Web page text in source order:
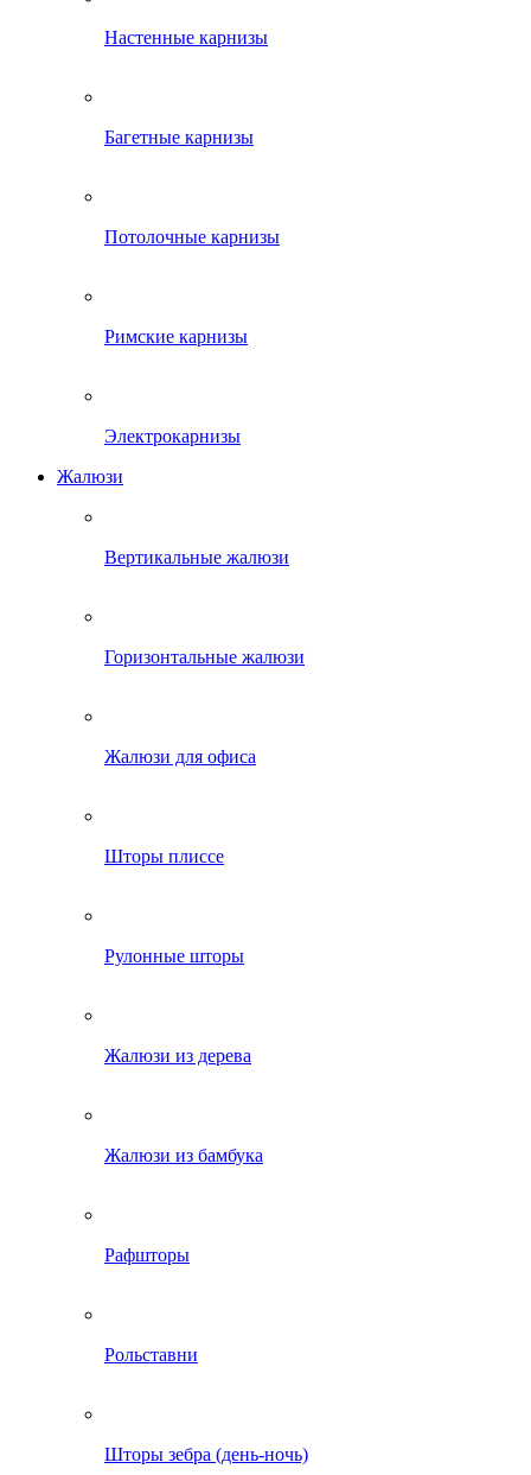
Настенные карнизы
Багетные карнизы
Потолочные карнизы
Римские карнизы
Электрокарнизы
Жалюзи
Вертикальные жалюзи
Горизонтальные жалюзи
Жалюзи для офиса
Шторы плиссе
Рулонные шторы
Жалюзи из дерева
Жалюзи из бамбука
Рафшторы
Рольставни
Шторы зебра (день-ночь)